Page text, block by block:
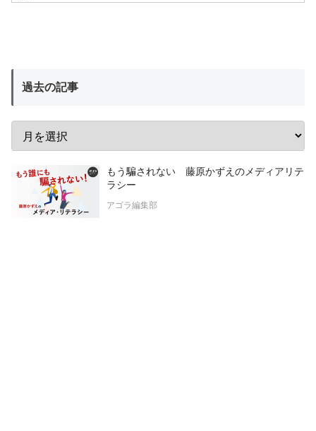
過去の記事
もう騙されない 藤原かずえのメディアリテ
ラシー
アゴラ編集部